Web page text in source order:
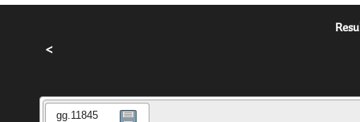
<
gg.11845